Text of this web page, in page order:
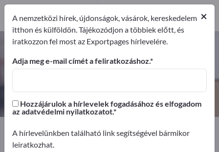
Zsugorfóliák – gyártók és
beszállítók keresése
7
Gyártók
Exportpages Szállítás és csomagolás
Csomagolások
Csomagoló fóliák
Zsugorfóliák
×
A nemzetközi hírek, újdonságok, vásárok, kereskedelem
itthon és külföldön. Tájékozódjon a többiek előtt, és
iratkozzon fel most az Exportpages hírlevelére.
Adja meg e-mail címét a feliratkozáshoz.
Hozzájárulok a hírlevelek fogadásához és elfogadom
az adatvédelmi nyilatkozatot.
A hírlevelünkben található link segítségével bármikor
leiratkozhat.